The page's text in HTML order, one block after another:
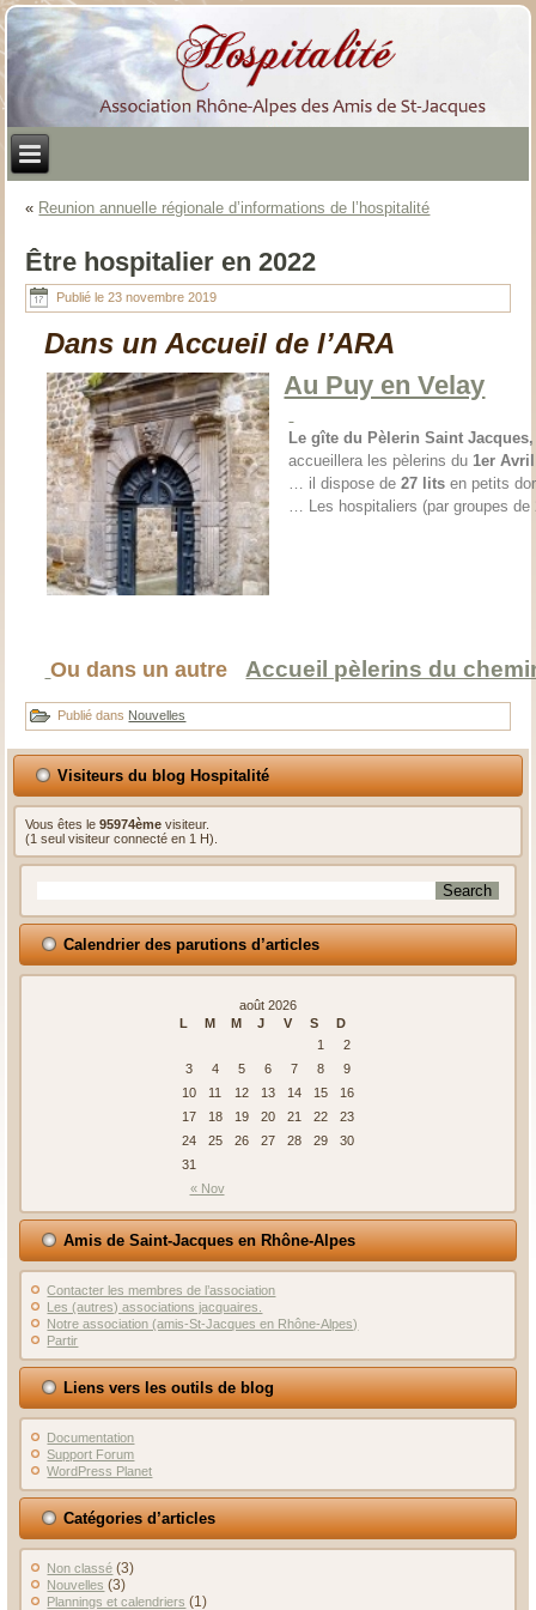
« Reunion annuelle régionale d’informations de l’hospitalité
Être hospitalier en 2022
Publié le 23 novembre 2019
Dans un Accueil de l’ARA
Au Puy en Velay
Le gîte du Pèlerin Saint
accueillera les pèlerins du1er
… il dispose de27 lits en petits
… Les hospitaliers (par groupes
Ou dans un autreAccueil pèlerins du
Publié dans Nouvelles
Visiteurs du blog Hospitalité
Vous êtes le95974ème visiteur.
(1 seul visiteur connecté en 1 H).
Calendrier des parutions d’articles
août 2026
L
M M J V S D
« Nov
1
2
3
4 5 6 7 8
9
10
11 12 13 14 15
16
17
18 19 20 21 22
23
24
25 26 27 28 29
30
31
Amis de Saint-Jacques en Rhône-Alpes
Contacter les membres de l’association
Les (autres) associations jacquaires.
Notre association (amis-St-Jacques en Rhône-Alpes)
Partir
Liens vers les outils de blog
Documentation
Support Forum
WordPress Planet
Catégories d’articles
Non classé (3)
Nouvelles (3)
Plannings et calendriers (1)